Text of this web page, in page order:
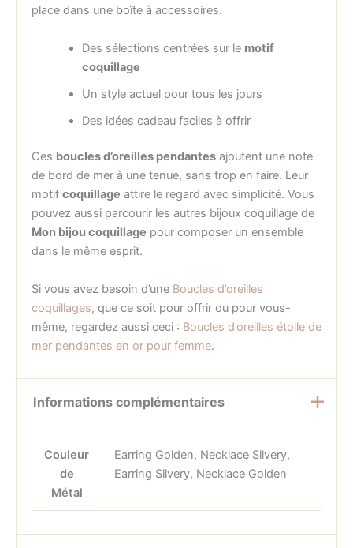
place dans une boîte à accessoires.
Des sélections centrées sur le motif
coquillage
Un style actuel pour tous les jours
Des idées cadeau faciles à offrir
Ces boucles d’oreilles pendantesajoutent une note
de bord de mer à une tenue, sans trop en faire. Leur
motif coquillage attire le regard avec simplicité. Vous
pouvez aussi parcourir les autres bijoux coquillage de
Mon bijou coquillage pour composer un ensemble
dans le même esprit.
Si vous avez besoin d’une Boucles d’oreilles
coquillages, que ce soit pour offrir ou pour vous-
même, regardez aussi ceci : Boucles d’oreilles étoile de
mer pendantes en or pour femme.
Informations complémentaires
Couleur
de
Métal
Earring Golden, Necklace Silvery,
Earring Silvery, Necklace Golden